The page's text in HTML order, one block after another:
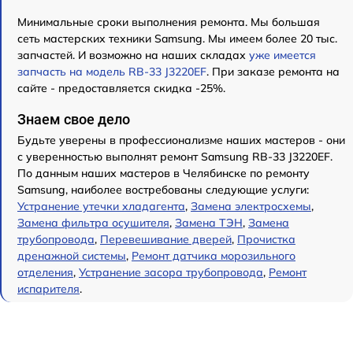
Минимальные сроки выполнения ремонта. Мы большая
сеть мастерских техники Samsung. Мы имеем более 20 тыс.
запчастей. И возможно на наших складах уже имеется
запчасть на модель RB-33 J3220EF. При заказе ремонта на
сайте - предоставляется скидка -25%.
Знаем свое дело
Будьте уверены в профессионализме наших мастеров - они
с уверенностью выполнят ремонт Samsung RB-33 J3220EF.
По данным наших мастеров в Челябинске по ремонту
Samsung, наиболее востребованы следующие услуги:
Устранение утечки хладагента, Замена электросхемы,
Замена фильтра осушителя, Замена ТЭН, Замена
трубопровода, Перевешивание дверей, Прочистка
дренажной системы, Ремонт датчика морозильного
отделения, Устранение засора трубопровода, Ремонт
испарителя.